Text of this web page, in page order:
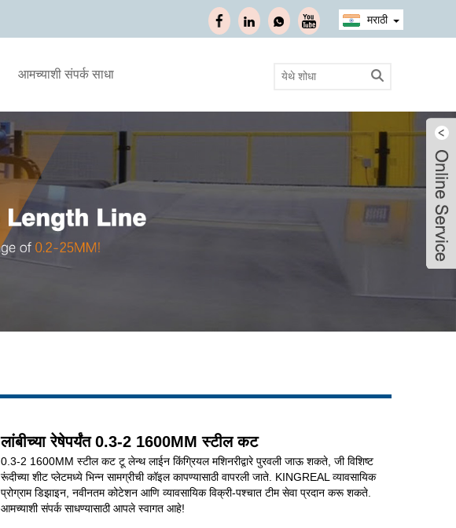
मराठी
आमच्याशी संपर्क साधा
लांबीच्या रेषेपर्यंत 0.3-2 1600MM स्टील कट
0.3-2 1600MM स्टील कट टू लेन्थ लाईन किंग्रियल मशिनरीद्वारे पुरवली जाऊ शकते, जी विशिष्ट
रूंदीच्या शीट प्लेटमध्ये भिन्न सामग्रीची कॉइल कापण्यासाठी वापरली जाते. KINGREAL व्यावसायिक
प्रोग्राम डिझाइन, नवीनतम कोटेशन आणि व्यावसायिक विक्री-पश्चात टीम सेवा प्रदान करू शकते.
आमच्याशी संपर्क साधण्यासाठी आपले स्वागत आहे!